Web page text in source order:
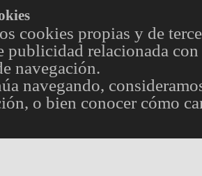
cookies propias y de
publicidad relacionada
navegación.
navegando,
o bien conocer cómo